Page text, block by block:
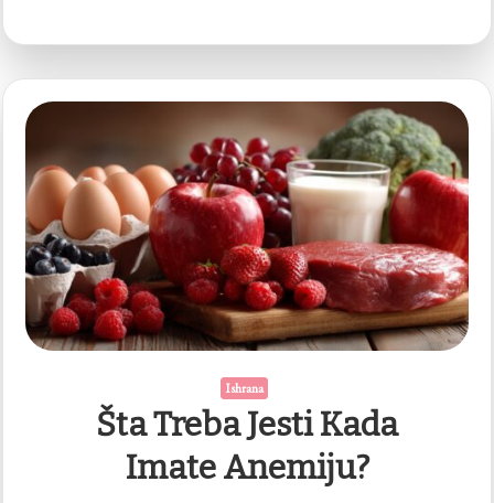
Ishrana
Šta Treba Jesti Kada
Imate Anemiju?